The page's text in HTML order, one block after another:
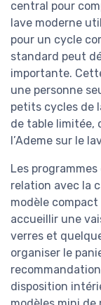
central pour
lave moderne
pour un cycle
standard peut
importante.
une personne
petits cycles de
de table limitée,
l’Ademe sur le
Les
relation avec la
modèle
accueillir une
verres et
organiser le
disposition